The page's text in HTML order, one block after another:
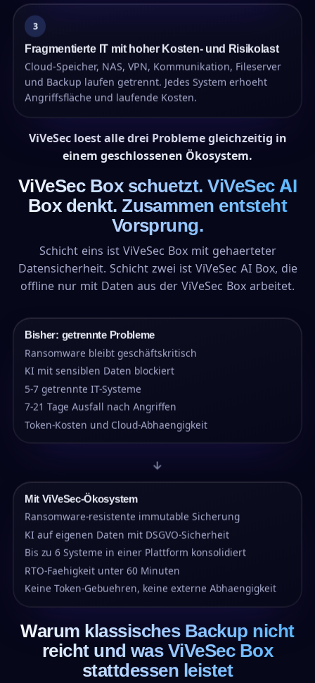
3
Fragmentierte IT mit hoher Kosten- und Risikolast
Cloud-Speicher, NAS, VPN, Kommunikation, Fileserver
und Backup laufen getrennt. Jedes System erhoeht
Angriffsfläche und laufende Kosten.
ViVeSec loest alle drei Probleme gleichzeitig in
einem geschlossenen Ökosystem.
ViVeSec Box schuetzt. ViVeSec AI
Box denkt. Zusammen entsteht
Vorsprung.
Schicht eins ist ViVeSec Box mit gehaerteter
Datensicherheit. Schicht zwei ist ViVeSec AI Box, die
offline nur mit Daten aus der ViVeSec Box arbeitet.
Bisher: getrennte Probleme
Ransomware bleibt geschäftskritisch
KI mit sensiblen Daten blockiert
5-7 getrennte IT-Systeme
7-21 Tage Ausfall nach Angriffen
Token-Kosten und Cloud-Abhaengigkeit
→
Mit ViVeSec-Ökosystem
Ransomware-resistente immutable Sicherung
KI auf eigenen Daten mit DSGVO-Sicherheit
Bis zu 6 Systeme in einer Plattform konsolidiert
RTO-Faehigkeit unter 60 Minuten
Keine Token-Gebuehren, keine externe Abhaengigkeit
Warum klassisches Backup nicht
reicht und was ViVeSec Box
stattdessen leistet